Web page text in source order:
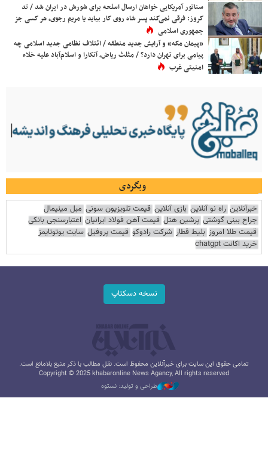
سناتور آمریکایی خواهان ارسال اسلحه برای شورش در ایران شد / تد
کروز: فرقی نمی‌کند پسر شاه روی کار بیاید یا مریم رجوی، هر کسی جز
جمهوری اسلامی
«پیمان مکه» و آرایش جدید منطقه / ائتلاف نظامی جدید اسلامی چه
پیامی برای تهران دارد؟ / مثلث ریاض، آنکارا و اسلام‌آباد علیه خلاء
امنیتی غرب
وبگردی
خبرآنلاین راه نو آنلاین بازی آنلاین قیمت تلویزیون سونی مبل مینیمال
جراح بینی گوشتی پرشین هتل قیمت آهن فولاد ایرانیان اعتبارسنجی بانکی
قیمت طلا امروز بلیط قطار شرکت رادوکو قیمت پروفیل سایت یوتوتایمز
خرید اکانت chatgpt
نسخه دسکتاپ
تمامی حقوق این سایت برای خبرآنلاین محفوظ است. نقل مطالب با ذکر منبع بلامانع است.
Copyright © 2025 khabaronline News Agancy, All rights reserved
طراحی و تولید: نستوه